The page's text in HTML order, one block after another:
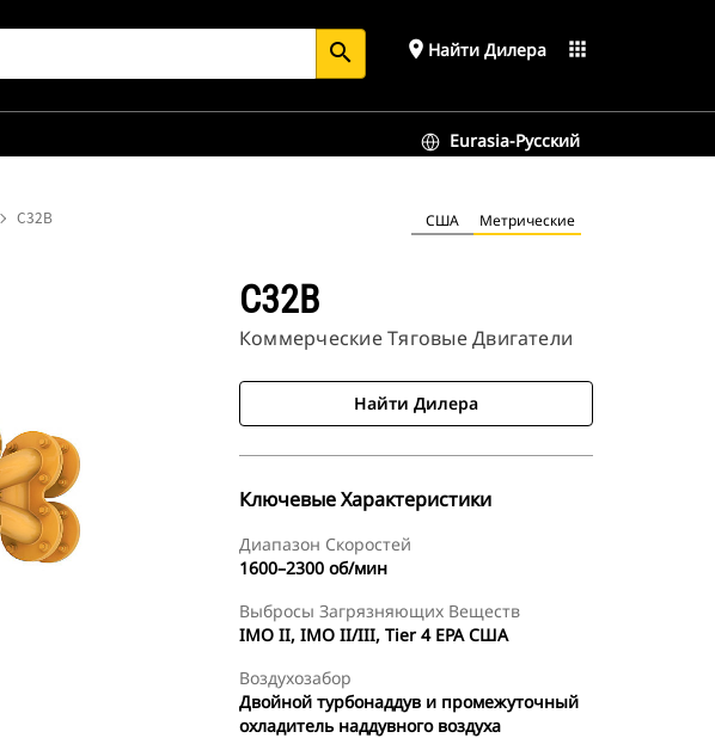
search place Найти Дилера apps
Eurasia-Русский
C32B США Метрические
C32B
Коммерческие Тяговые Двигатели
Найти Дилера
Ключевые Характеристики
Диапазон Скоростей
1600–2300 об/мин
Выбросы Загрязняющих Веществ
IMO II, IMO II/III, Tier 4 EPA США
Воздухозабор
Двойной турбонаддув и промежуточный
охладитель наддувного воздуха